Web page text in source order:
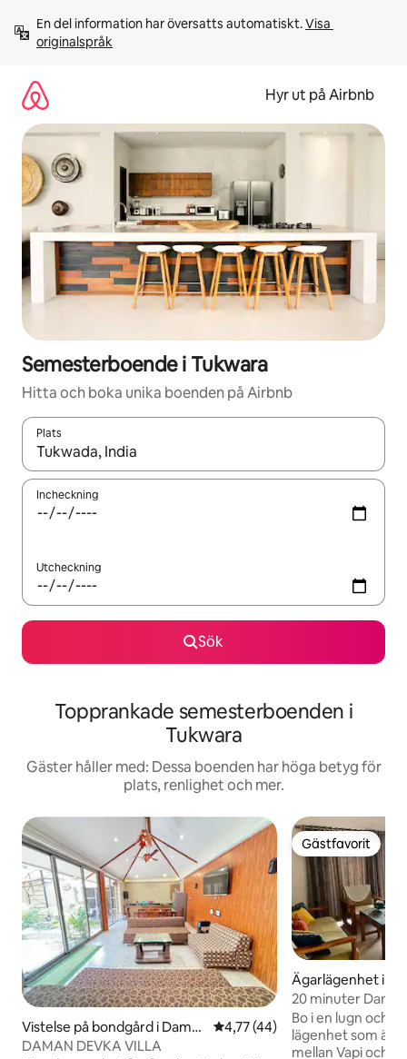
innehåll
En del information har översatts automatiskt. Visa
originalspråk
Hyr ut på Airbnb
Semesterboende i Tukwara
Hitta och boka unika boenden på Airbnb
Plats
När resultaten är tillgängliga kan du navigera med upp- och
Incheckning
Utcheckning
Sök
Topprankade semesterboenden i
Tukwara
Gäster håller med: Dessa boenden har höga betyg för
plats, renlighet och mer.
Vistelse på bondgård i Dama
n
4,77 av 5 i genomsnittligt
4,77 (44)
DAMAN DEVKA VILLA
Gästfavorit
Gästfavorit
Ägarlägenhet i
20 minuter
alla
Bo i en lugn och
lägenhet som är
mellan Vapi och